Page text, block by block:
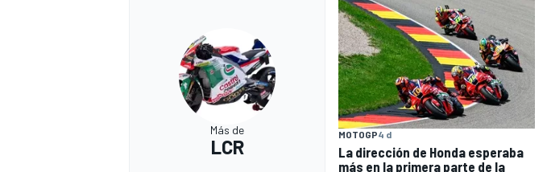
Más de
LCR
MOTOGP4 d
La dirección de Honda esperaba
más en la primera parte de la